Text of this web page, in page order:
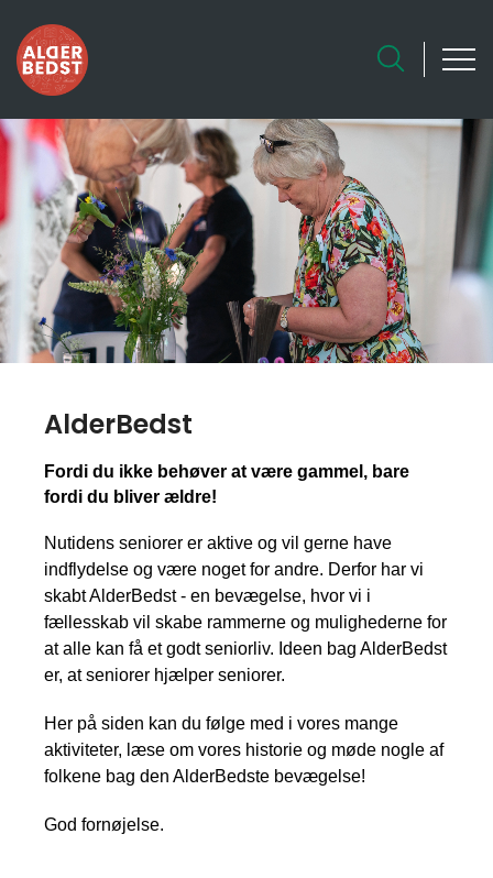
AlderBedst
Fordi du ikke behøver at være gammel, bare
fordi du bliver ældre!
Nutidens seniorer er aktive og vil gerne have
indflydelse og være noget for andre. Derfor har vi
skabt AlderBedst - en bevægelse, hvor vi i
fællesskab vil skabe rammerne og mulighederne for
at alle kan få et godt seniorliv. Ideen bag AlderBedst
er, at seniorer hjælper seniorer.
Her på siden kan du følge med i vores mange
aktiviteter, læse om vores historie og møde nogle af
folkene bag den AlderBedste bevægelse!
God fornøjelse.